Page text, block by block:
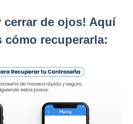
cerrar de ojos! Aquí
cómo recuperarla: